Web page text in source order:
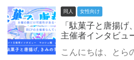
同人 女性向け
「駄菓子と唐揚
主催者インタビュ